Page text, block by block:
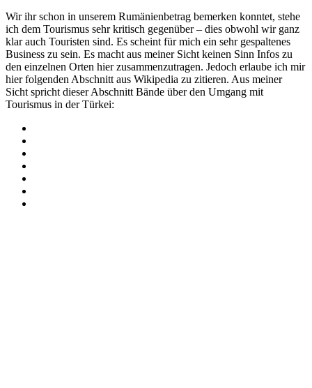
Wir ihr schon in unserem Rumänienbetrag bemerken konntet, stehe
ich dem Tourismus sehr kritisch gegenüber – dies obwohl wir ganz
klar auch Touristen sind. Es scheint für mich ein sehr gespaltenes
Business zu sein. Es macht aus meiner Sicht keinen Sinn Infos zu
den einzelnen Orten hier zusammenzutragen. Jedoch erlaube ich mir
hier folgenden Abschnitt aus Wikipedia zu zitieren. Aus meiner
Sicht spricht dieser Abschnitt Bände über den Umgang mit
Tourismus in der Türkei: